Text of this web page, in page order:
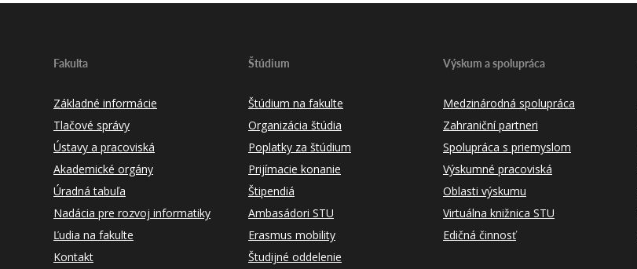
Fakulta
Základné informácie
Tlačové správy
Ústavy a pracoviská
Akademické orgány
Úradná tabuľa
Nadácia pre rozvoj informatiky
Ľudia na fakulte
Kontakt
Štúdium
Štúdium na fakulte
Organizácia štúdia
Poplatky za štúdium
Prijímacie konanie
Štipendiá
Ambasádori STU
Erasmus mobility
Študijné oddelenie
Výskum a spolupráca
Medzinárodná spolupráca
Zahraniční partneri
Spolupráca s priemyslom
Výskumné pracoviská
Oblasti výskumu
Virtuálna knižnica STU
Edičná činnosť